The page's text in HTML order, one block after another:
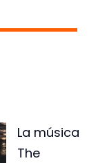
La música
The